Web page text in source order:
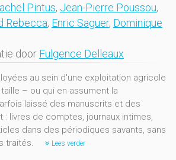
Pintus, Jean-Pierre Poussou,
Rebecca, Enric Saguer, Dominique
door Fulgence Delleaux
au sein d'une exploitation agricole
– ou qui en assument la
laissé des manuscrits et des
: livres de comptes, journaux intimes,
dans des périodiques savants, sans
traités.
Lees verder